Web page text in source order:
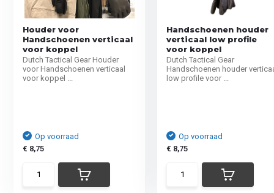
Houder voor
Handschoenen verticaal
voor koppel
Dutch Tactical Gear Houder
voor Handschoenen verticaal
voor koppel ...
Op voorraad
€ 8,75
Handschoenen houder
verticaal low profile
voor koppel
Dutch Tactical Gear
Handschoenen houder
low profile voor ...
Op voorraad
€ 8,75